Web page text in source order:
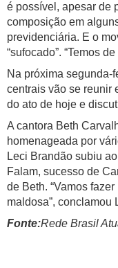
é possível, apesar de
composição em
previdenciária. E o
“sufocado”. “Temos
Na próxima segunda-
centrais vão se reunir
do ato de hoje e
A cantora Beth
homenageada por
Leci Brandão subiu
Falam, sucesso de
de Beth. “Vamos
maldosa”, conclamou
Fonte:Rede Brasil